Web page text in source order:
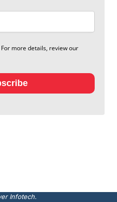
more details, review our
Infotech.